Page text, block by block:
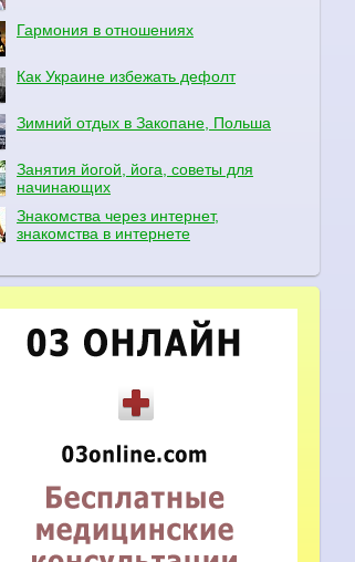
Гармония в отношениях
Как Украине избежать дефолт
Зимний отдых в Закопане, Польша
Занятия йогой, йога, советы для
начинающих
Знакомства через интернет,
знакомства в интернете